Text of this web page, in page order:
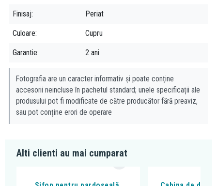
Finisaj Periat
Culoare Cupru
Garantie 2 ani
Fotografia are un caracter informativ și poate conține
accesorii neincluse în pachetul standard; unele specificații ale
produsului pot fi modificate de către producător fără preaviz,
sau pot conține erori de operare
Alti clienti au mai cumparat